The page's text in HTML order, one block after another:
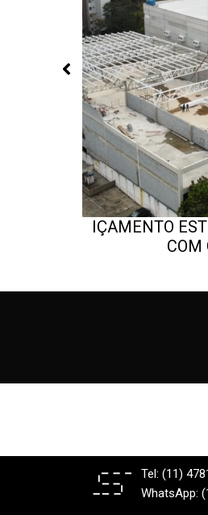
IÇAMENTO
COM
Tel: (11)
WhatsApp: